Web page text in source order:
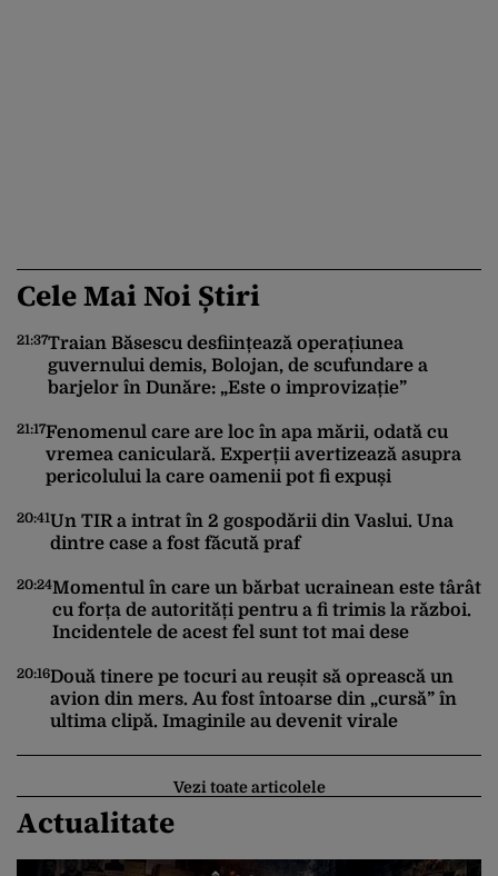
Actualitate
Cele Mai Noi Știri
21:37Traian Băsescu desființează operațiunea
guvernului demis, Bolojan, de scufundare a
barjelor în Dunăre: „Este o improvizație”
21:17Fenomenul care are loc în apa mării, odată cu
vremea caniculară. Experții avertizează asupra
pericolului la care oamenii pot fi expuși
20:41Un TIR a intrat în 2 gospodării din Vaslui. Una
dintre case a fost făcută praf
20:24Momentul în care un bărbat ucrainean este târât
cu forța de autorități pentru a fi trimis la război.
Incidentele de acest fel sunt tot mai dese
20:16Două tinere pe tocuri au reușit să oprească un
avion din mers. Au fost întoarse din „cursă” în
ultima clipă. Imaginile au devenit virale
Vezi toate articolele